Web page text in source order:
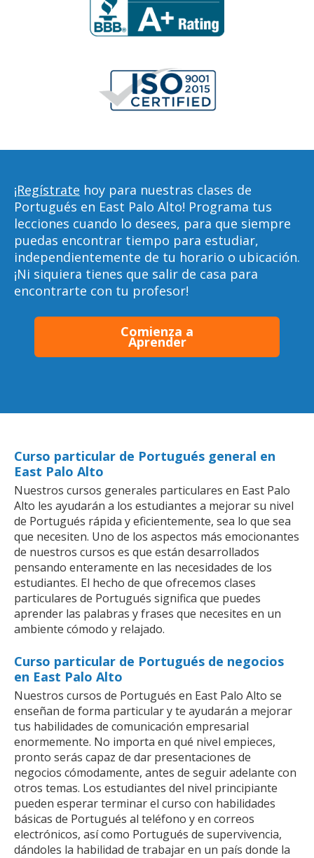
¡Regístrate hoy para nuestras clases de
Portugués en East Palo Alto! Programa tus
lecciones cuando lo desees, para que siempre
puedas encontrar tiempo para estudiar,
independientemente de tu horario o ubicación.
¡Ni siquiera tienes que salir de casa para
encontrarte con tu profesor!
Comienza a
Aprender
Curso particular de Portugués general en
East Palo Alto
Nuestros cursos generales particulares en East Palo
Alto les ayudarán a los estudiantes a mejorar su nivel
de Portugués rápida y eficientemente, sea lo que sea
que necesiten. Uno de los aspectos más emocionantes
de nuestros cursos es que están desarrollados
pensando enteramente en las necesidades de los
estudiantes. El hecho de que ofrecemos clases
particulares de Portugués significa que puedes
aprender las palabras y frases que necesites en un
ambiente cómodo y relajado.
Curso particular de Portugués de negocios
en East Palo Alto
Nuestros cursos de Portugués en East Palo Alto se
enseñan de forma particular y te ayudarán a mejorar
tus habilidades de comunicación empresarial
enormemente. No importa en qué nivel empieces,
pronto serás capaz de dar presentaciones de
negocios cómodamente, antes de seguir adelante con
otros temas. Los estudiantes del nivel principiante
pueden esperar terminar el curso con habilidades
básicas de Portugués al teléfono y en correos
electrónicos, así como Portugués de supervivencia,
dándoles la habilidad de trabajar en un país donde la